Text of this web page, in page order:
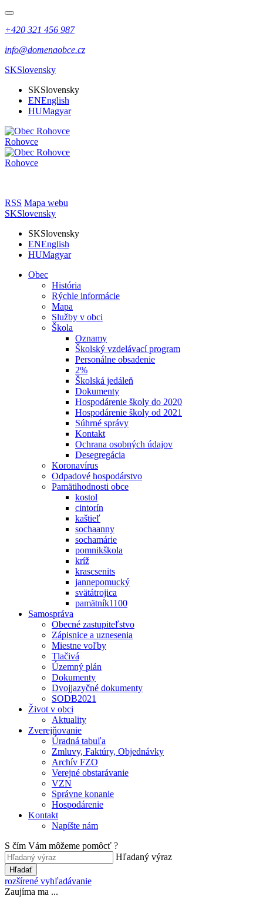
+420 321 456 987
info@domenaobce.cz
SKSlovensky
SKSlovensky
ENEnglish
HUMagyar
Rohovce
Rohovce
RSS Mapa webu
SKSlovensky
SKSlovensky
ENEnglish
HUMagyar
Obec
História
Rýchle informácie
Mapa
Služby v obci
Škola
Oznamy
Školský vzdelávací program
Personálne obsadenie
2%
Školská jedáleň
Dokumenty
Hospodárenie školy do 2020
Hospodárenie školy od 2021
Súhrné správy
Kontakt
Ochrana osobných údajov
Desegregácia
Koronavírus
Odpadové hospodárstvo
Pamätihodnosti obce
kostol
cintorín
kaštieľ
sochaanny
sochamárie
pomnikškola
kríž
krascsenits
jannepomucký
svätátrojica
pamätník1100
Samospráva
Obecné zastupiteľstvo
Zápisnice a uznesenia
Miestne voľby
Tlačivá
Územný plán
Dokumenty
Dvojjazyčné dokumenty
SODB2021
Život v obci
Aktuality
Zverejňovanie
Úradná tabuľa
Zmluvy, Faktúry, Objednávky
Archív FZO
Verejné obstarávanie
VZN
Správne konanie
Hospodárenie
Kontakt
Napíšte nám
S čím Vám môžeme pomôcť ?
Hľadaný výraz
Hľadať
rozšírené vyhľadávanie
Zaujíma ma ...